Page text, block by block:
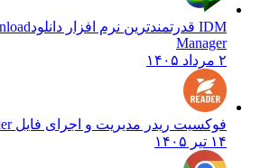
IDM قدرتمندترین نرم افزار دانلود
Manager
۲ مرداد ۱۴۰۵
فوکسیت ریدر مدیریت و اجرای فایل PDF
۱۴ تیر ۱۴۰۵